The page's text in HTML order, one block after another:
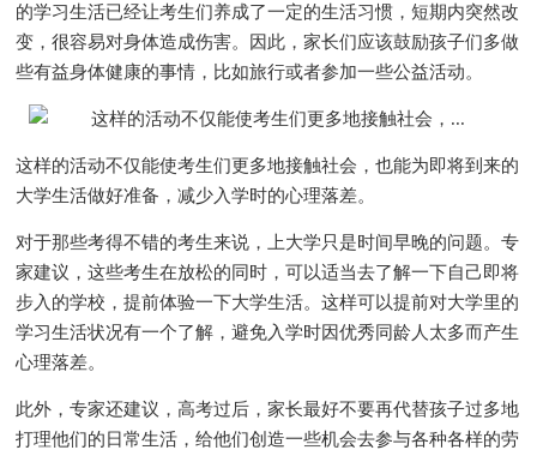
的学习生活已经让考生们养成了一定的生活习惯，短期内突然改
变，很容易对身体造成伤害。因此，家长们应该鼓励孩子们多做
些有益身体健康的事情，比如旅行或者参加一些公益活动。
这样的活动不仅能使考生们更多地接触社会，也能为即将到来的
大学生活做好准备，减少入学时的心理落差。
对于那些考得不错的考生来说，上大学只是时间早晚的问题。专
家建议，这些考生在放松的同时，可以适当去了解一下自己即将
步入的学校，提前体验一下大学生活。这样可以提前对大学里的
学习生活状况有一个了解，避免入学时因优秀同龄人太多而产生
心理落差。
此外，专家还建议，高考过后，家长最好不要再代替孩子过多地
打理他们的日常生活，给他们创造一些机会去参与各种各样的劳